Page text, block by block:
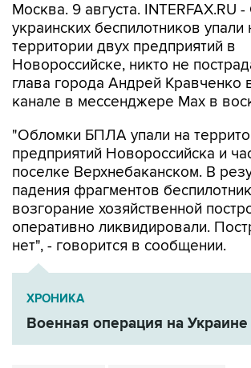
Москва. 9 августа. INTERFAX.RU
украинских беспилотников упали
территории двух предприятий в
Новороссийске, никто не
глава города Андрей Кравченко
канале в мессенджере Max в
"Обломки БПЛА упали на
предприятий Новороссийска и
поселке Верхнебаканском. В
падения фрагментов
возгорание хозяйственной
оперативно ликвидировали.
нет", - говорится в сообщении.
ХРОНИКА
Военная операция на Украине